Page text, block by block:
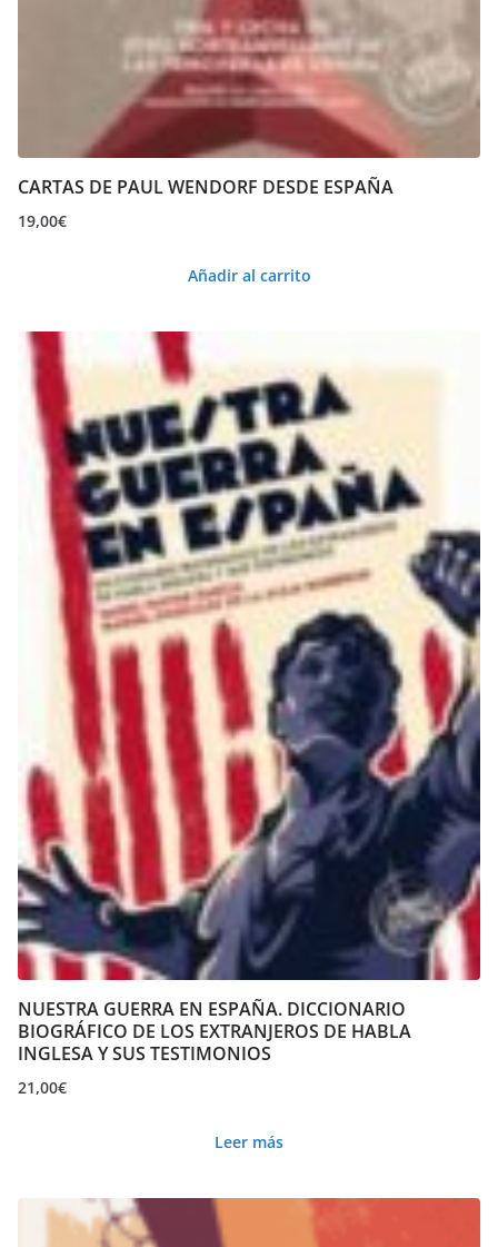
CARTAS DE PAUL WENDORF DESDE ESPAÑA
19,00€
Añadir al carrito
NUESTRA GUERRA EN ESPAÑA. DICCIONARIO
BIOGRÁFICO DE LOS EXTRANJEROS DE HABLA
INGLESA Y SUS TESTIMONIOS
21,00€
Leer más